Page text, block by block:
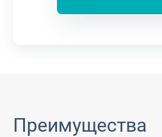
Преимущества